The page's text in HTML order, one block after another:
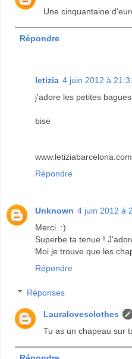
Une cinquantaine
Répondre
letizia 4 juin 2012 à
j'adore les petites
bise
www.letiziabarcelona.com
Répondre
Unknown 4 juin 2012 à
Merci. :)
Superbe ta tenue !
Moi je trouve que les
Répondre
Réponses
Lauralovesclothes
Tu as un chapeau sur